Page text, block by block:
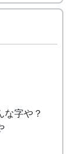
な字や？